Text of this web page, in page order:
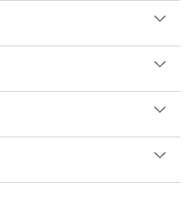
fácil. Confira maiores